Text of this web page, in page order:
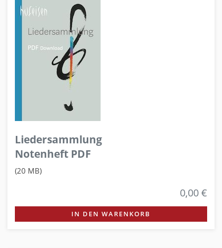
Liedersammlung
Notenheft PDF
(20 MB)
0,00 €
IN DEN WARENKORB